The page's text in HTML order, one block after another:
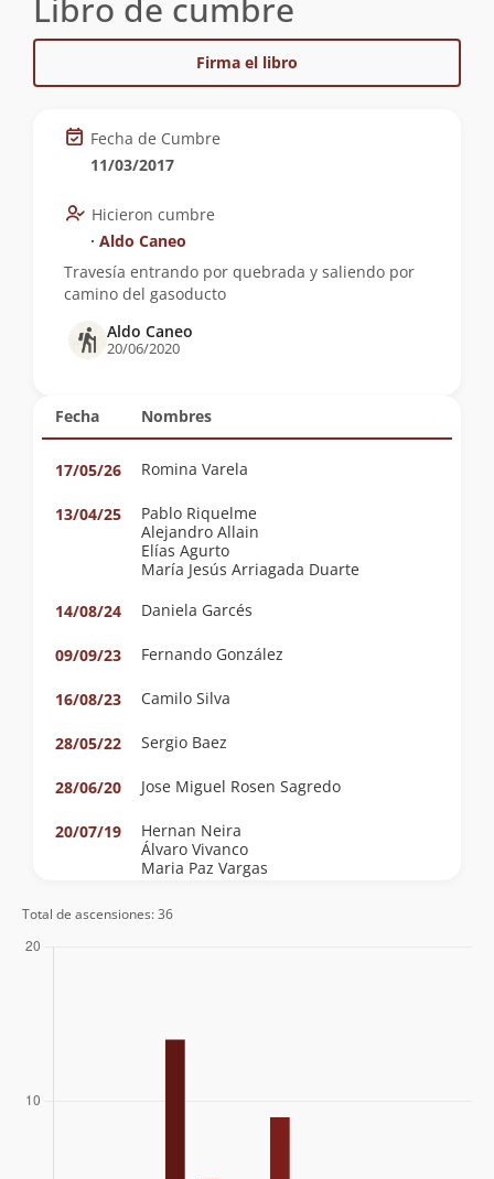
Libro de cumbre
Firma el libro
Fecha Nombres
17/05/26 Romina Varela
13/04/25
Pablo Riquelme
Alejandro Allain
Elías Agurto
María Jesús Arriagada Duarte
14/08/24
Daniela Garcés
09/09/23 Fernando González
16/08/23 Camilo Silva
28/05/22 Sergio Baez
28/06/20 Jose Miguel Rosen Sagredo
20/07/19
Hernan Neira
Álvaro Vivanco
Maria Paz Vargas
Fecha de Cumbre
11/03/2017
Hicieron cumbre
∙ Aldo Caneo
Travesía entrando por quebrada y saliendo por
camino del gasoducto
Aldo Caneo
20/06/2020
Total de ascensiones: 36